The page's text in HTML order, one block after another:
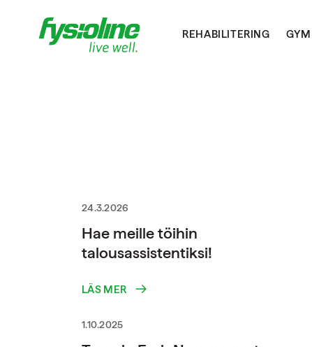
REHABILITERING GYM
24.3.2026
Hae meille töihin
talousassistentiksi!
LÄS MER
1.10.2025